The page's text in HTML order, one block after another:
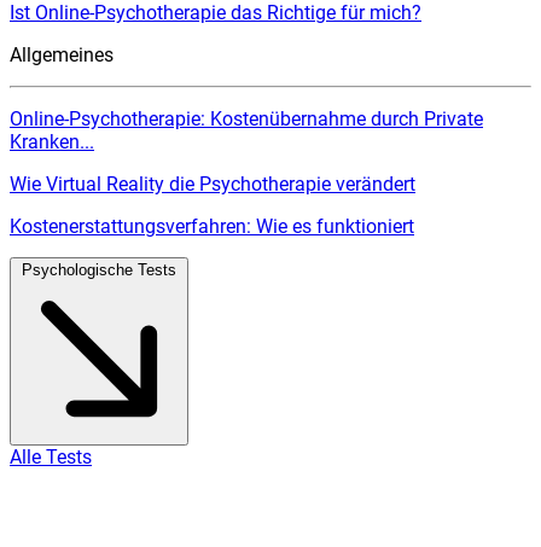
Ist Online-Psychotherapie das Richtige für mich?
Allgemeines
Online-Psychotherapie: Kostenübernahme durch Private
Kranken...
Wie Virtual Reality die Psychotherapie verändert
Kostenerstattungsverfahren: Wie es funktioniert
Alle Tests